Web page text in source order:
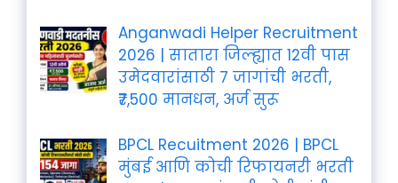
Anganwadi Helper Recruitment
2026 | सातारा जिल्ह्यात 12वी पास
उमेदवारांसाठी 7 जागांची भरती,
₹7,500 मानधन, अर्ज सुरू
BPCL Recuitment 2026 | BPCL
मुंबई आणि कोची रिफायनरी भरती